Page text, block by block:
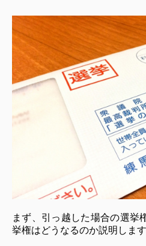
まず、引っ越した場合の選挙
挙権はどうなるのか説明します